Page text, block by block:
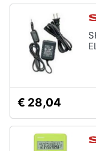
€ 28,04